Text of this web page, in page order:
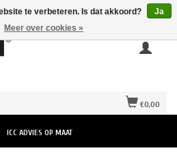
€0,00
ICC ADVIES OP MAAT
te verbeteren. Is dat akkoord?
Ja
Meer over cookies »